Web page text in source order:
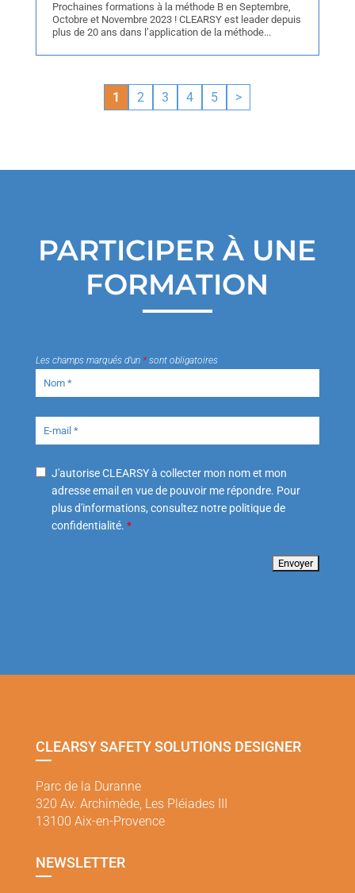
Prochaines formations à la méthode B en Septembre,
Octobre et Novembre 2023 ! CLEARSY est leader depuis
plus de 20 ans dans l’application de la méthode...
1 2 3 4 5 >
PARTICIPER À UNE
FORMATION
Les champs marqués d’un *sont obligatoires
J'autorise CLEARSY à collecter mon nom et mon
adresse email en vue de pouvoir me répondre. Pour
plus d'informations, consultez notre politique de
confidentialité. *
CLEARSY SAFETY SOLUTIONS DESIGNER
Parc de la Duranne
320 Av. Archimède, Les Pléiades III
13100 Aix-en-Provence
NEWSLETTER